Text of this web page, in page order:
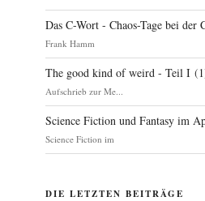
Das C-Wort - Chaos-Tage bei der
Frank Hamm
The good kind of weird - Teil I (1
Aufschrieb zur Me...
Science Fiction und Fantasy im
Science Fiction im
DIE LETZTEN BEITRÄGE